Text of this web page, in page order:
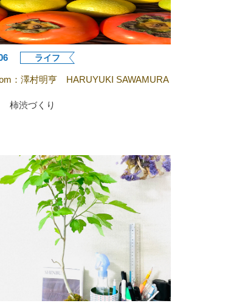
ライフ
： 澤村明亨 HARUYUKI SAWAMURA
柿渋づくり